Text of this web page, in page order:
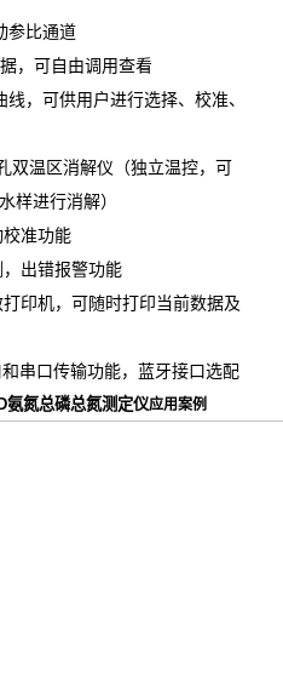
参比通道
，可自由调用查看
线，可供用户进行选择、校准、
双温区消解仪（独立温控，可
样进行消解）
准功能
出错报警功能
印机， 可随时打印当前数据及
串口传输功能，蓝牙接口选配
氨氮总磷总氮测定仪应用案例